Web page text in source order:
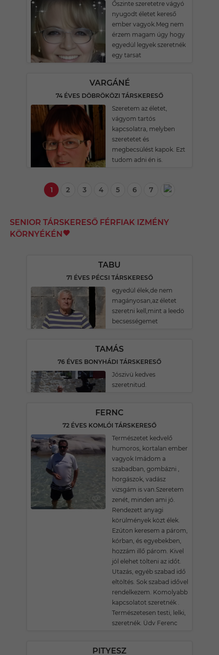
Őszinte szeretetre vágyó
nyugodt életet kereső
ember vagyok.Meg nem
érzem magam úgy hogy
egyedül legyek szeretnék
egy tarsat
VARGÁNÉ
74 ÉVES DÖBRÖKÖZI TÁRSKERESŐ
Szeretem az életet,
vágyom tartós
kapcsolatra, melyben
szeretetet és
megbecsülést kapok. Ezt
tudom adni én is.
1 2 3 4 5 6 7
SENIOR TÁRSKERESŐ FÉRFIAK IZMÉNY
KÖRNYÉKÉN
TABU
71 ÉVES PÉCSI TÁRSKERESŐ
egyedül élek,de nem
magányosan,az életet
szeretni kell,mint a leedö
becsességemet
TAMÁS
76 ÉVES BONYHÁDI TÁRSKERESŐ
Jószivü kedves
szeretnitud.
FERNC
72 ÉVES KOMLÓI TÁRSKERESŐ
Természetet kedvelő
humoros, kortalan ember
vagyok Imádom a
szabadban, gombázni ,
horgászok, vadász
vizsgám is van.Szeretem
zenét, minden ami jó.
Rendezett anyagi
körülmények közt élek.
Ezúton keresem a párom,
kórban, és egyebekben,
hozzám illő párom. Kivel
jól elehet tölteni az időt.
Utazás, egyéb szabad idő
eltöltés. Sok szabad idővel
rendelkezem. Komolyabb
kapcsolatot szeretnék .
Természetesen testi, lelki,
szeretnék. Üdv Ferenc
PITYESZ